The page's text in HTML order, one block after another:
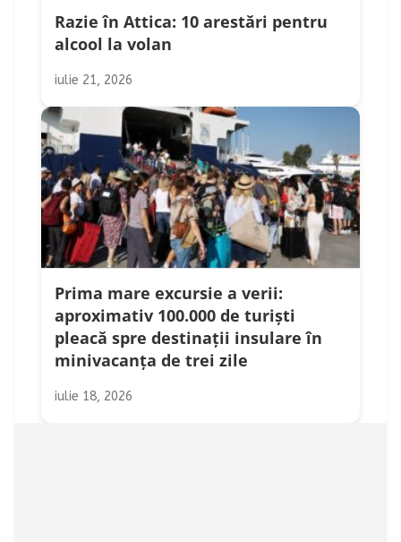
Razie în Attica: 10 arestări pentru
alcool la volan
iulie 21, 2026
Prima mare excursie a verii:
aproximativ 100.000 de turiști
pleacă spre destinații insulare în
minivacanța de trei zile
iulie 18, 2026